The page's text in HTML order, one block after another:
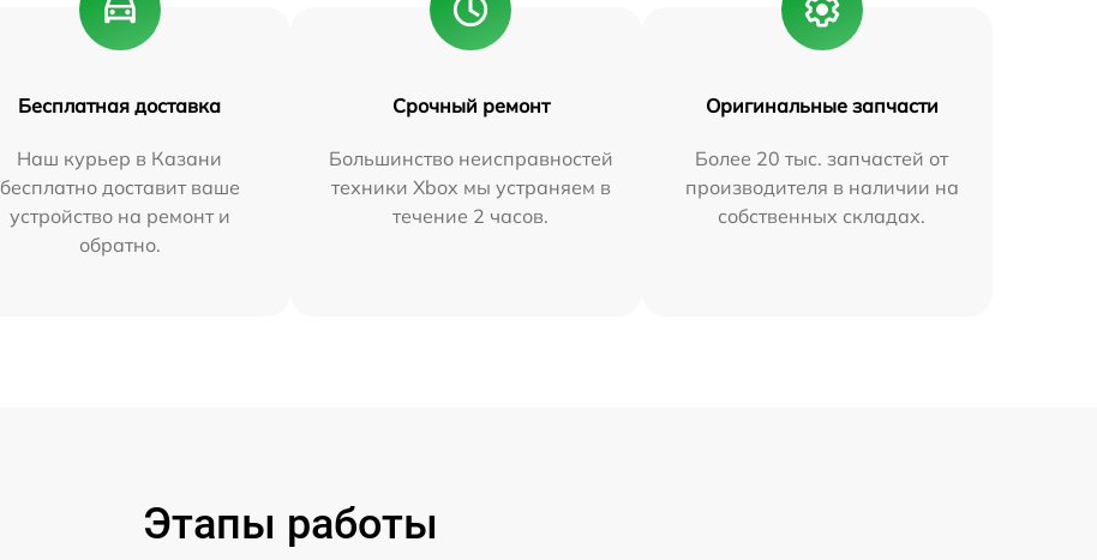
Бесплатная доставка
Наш курьер в Казани
бесплатно доставит ваше
устройство на ремонт и
обратно.
Срочный ремонт
Большинство неисправностей
техники Xbox мы устраняем в
течение 2 часов.
Оригинальные запчасти
Более 20 тыс. запчастей от
производителя в наличии на
собственных складах.
Этапы работы